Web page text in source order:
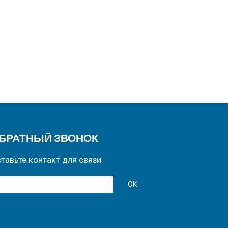
ЗВОНОК
контакт для связи